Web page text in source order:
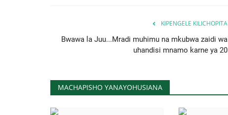
KIPENGELE KILICHOPITA
Bwawa la Juu...Mradi muhimu na mkubwa zaidi wa
uhandisi mnamo karne ya 20
MACHAPISHO YANAYOHUSIANA